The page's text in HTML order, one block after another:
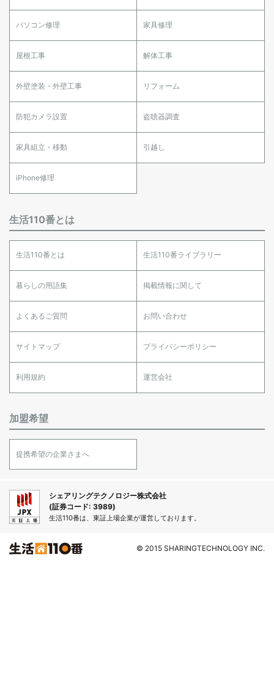
パソコン修理 家具修理
屋根工事 解体工事
外壁塗装・外壁工事 リフォーム
防犯カメラ設置 盗聴器調査
家具組立・移動 引越し
iPhone修理
生活110番とは
生活110番とは 生活110番ライブラリー
暮らしの用語集 掲載情報に関して
よくあるご質問 お問い合わせ
サイトマップ プライバシーポリシー
利用規約 運営会社
加盟希望
提携希望の企業さまへ
シェアリングテクノロジー株式会社
(証券コード: 3989)
生活110番は、東証上場企業が運営しております。
© 2015 SHARINGTECHNOLOGY INC.